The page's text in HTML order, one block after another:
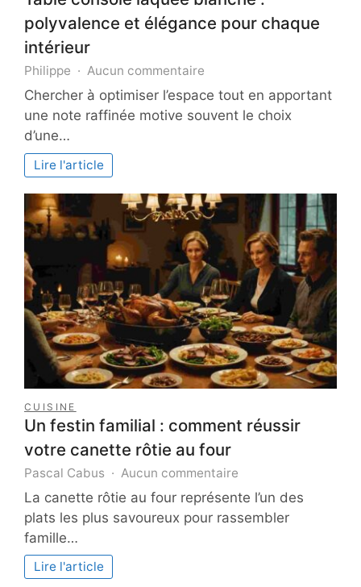
polyvalence et élégance pour chaque
intérieur
Philippe Aucun commentaire
Table
console
laquée
et
élégance
pour
chaque
intérieur
Chercher à optimiser l’espace tout en apportant
une note raffinée motive souvent le choix
d’une…
Lire l'article
CUISINE
Un festin familial : comment réussir
votre canette rôtie au four
Pascal Cabus Aucun commentaire
Un
festin
familial
La canette rôtie au four représente l’un des
plats les plus savoureux pour rassembler
famille…
Lire l'article